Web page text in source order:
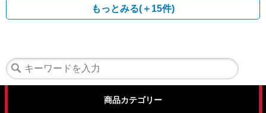
もっとみる(＋15件)
商品カテゴリー